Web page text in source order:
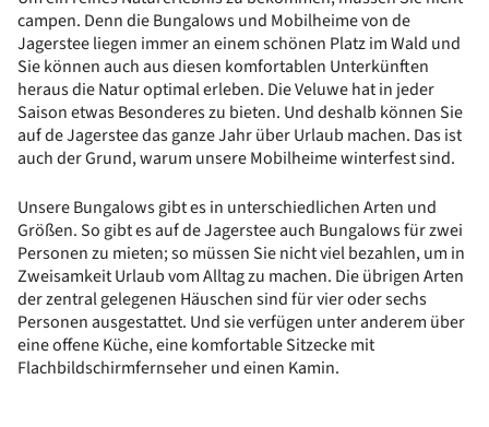
campen. Denn die Bungalows und Mobilheime von de
Jagerstee liegen immer an einem schönen Platz im Wald und
Sie können auch aus diesen komfortablen Unterkünften
heraus die Natur optimal erleben. Die Veluwe hat in jeder
Saison etwas Besonderes zu bieten. Und deshalb können Sie
auf de Jagerstee das ganze Jahr über Urlaub machen. Das ist
auch der Grund, warum unsere Mobilheime winterfest sind.
Unsere Bungalows gibt es in unterschiedlichen Arten und
Größen. So gibt es auf de Jagerstee auch Bungalows für zwei
Personen zu mieten; so müssen Sie nicht viel bezahlen, um in
Zweisamkeit Urlaub vom Alltag zu machen. Die übrigen Arten
der zentral gelegenen Häuschen sind für vier oder sechs
Personen ausgestattet. Und sie verfügen unter anderem über
eine offene Küche, eine komfortable Sitzecke mit
Flachbildschirmfernseher und einen Kamin.